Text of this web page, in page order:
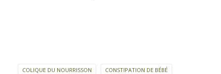
COLIQUE DU NOURRISSON CONSTIPATION DE BÉBÉ